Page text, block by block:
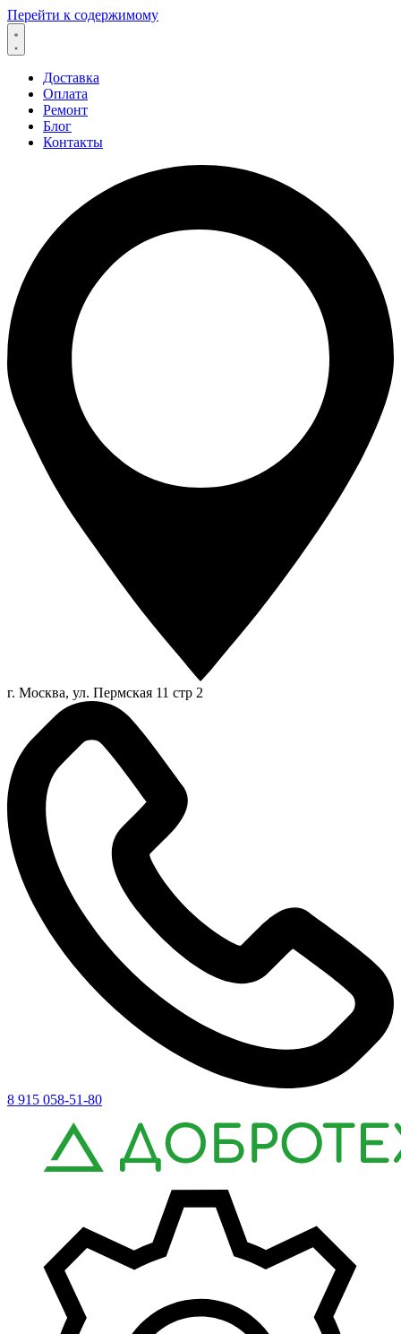
Перейти к содержимому
Доставка
Оплата
Ремонт
Блог
Контакты
г. Москва, ул. Пермская 11 стр 2
8 915 058-51-80